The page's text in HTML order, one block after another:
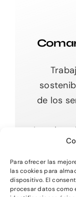
Para ofrecer las
las cookies para
dispositivo. El
procesar datos como
de los